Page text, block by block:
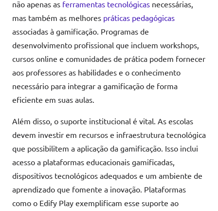
não apenas as ferramentas tecnológicas necessárias,
mas também as melhores práticas pedagógicas
associadas à gamificação. Programas de
desenvolvimento profissional que incluem workshops,
cursos online e comunidades de prática podem fornecer
aos professores as habilidades e o conhecimento
necessário para integrar a gamificação de forma
eficiente em suas aulas.
Além disso, o suporte institucional é vital. As escolas
devem investir em recursos e infraestrutura tecnológica
que possibilitem a aplicação da gamificação. Isso inclui
acesso a plataformas educacionais gamificadas,
dispositivos tecnológicos adequados e um ambiente de
aprendizado que fomente a inovação. Plataformas
como o Edify Play exemplificam esse suporte ao